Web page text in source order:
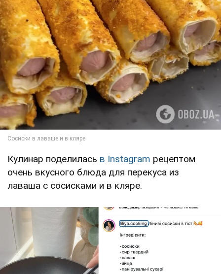
Кулинар поделилась в Instagram рецептом
очень вкусного блюда для перекуса из
лаваша с сосисками и в кляре.